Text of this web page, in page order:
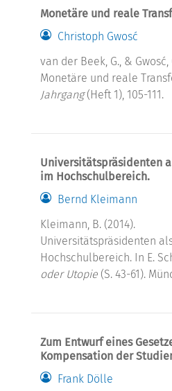
Monetäre und reale
Christoph Gwosć
van der Beek, G., & Gwosć,
Monetäre und reale
Jahrgang(Heft 1), 105-111.
Universitätspräsidenten
im Hochschulbereich.
Bernd Kleimann
Kleimann, B. (2014).
Universitätspräsidenten
Hochschulbereich. In E.
oder Utopie (S. 43-61).
Zum Entwurf eines
Kompensation der
Frank Dölle